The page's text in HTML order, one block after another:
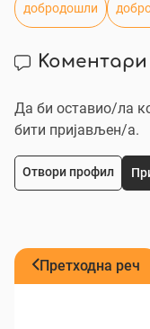
добродошли
Коментари
Да би оставио/ла
бити пријављен/a.
Отвори профил
Претходна реч